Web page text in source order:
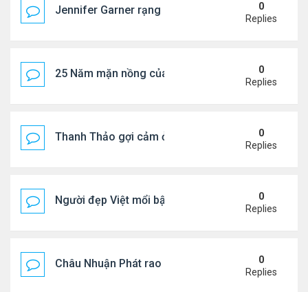
Jennifer Garner rạng rỡ bên bạn trai kém 6 tuổi
0
Replies
25 Năm mặn nồng của 'Điệp viên 007'
0
Replies
Thanh Thảo gợi cảm ở tuổi 49
0
Replies
Người đẹp Việt mổi bật giữa dàn sao châu Á
0
Replies
Châu Nhuận Phát rao bán tài sản
0
Replies